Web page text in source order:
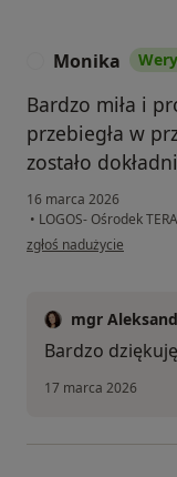
Monika
Bardzo miła i
przebiegła w
zostało
16 marca 2026
• LOGOS- Ośrodek
w opinii użytkownika
zgłoś nadużycie
mgr
Bardzo
17 marca 2026